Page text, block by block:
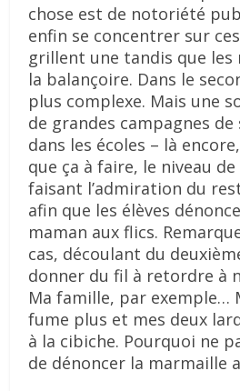
chose est de notoriété
enfin se concentrer sur
grillent une tandis que
la balançoire. Dans le
plus complexe. Mais une
de grandes campagnes
dans les écoles – là
que ça à faire, le niveau
faisant l’admiration du
afin que les élèves
maman aux flics.
cas, découlant du
donner du fil à retordre à
Ma famille, par exemple…
fume plus et mes deux
à la cibiche. Pourquoi ne
de dénoncer la marmaille